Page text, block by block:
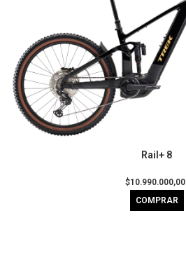
Rail+ 8
$10.990.000,00
COMPRAR